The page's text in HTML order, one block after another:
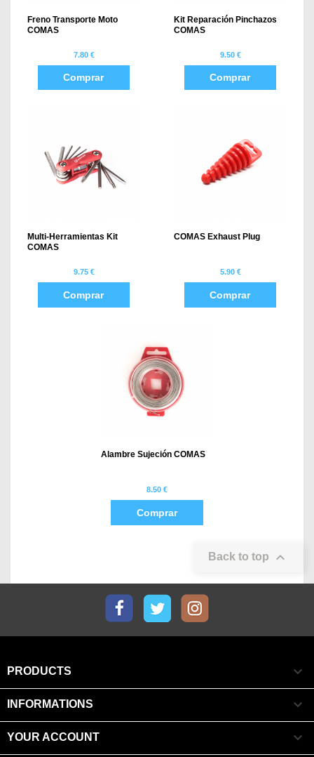
Freno Transporte Moto
COMAS
7.80 €
Comprar
Kit Reparación Pinchazos
COMAS
9.50 €
Comprar
Multi-Herramientas Kit
COMAS
9.75 €
Comprar
COMAS Exhaust Plug
5.90 €
Comprar
Alambre Sujeción COMAS
8.50 €
Comprar
Back to top 
FacebookTwitter
PRODUCTS 
INFORMATIONS 
YOUR ACCOUNT 